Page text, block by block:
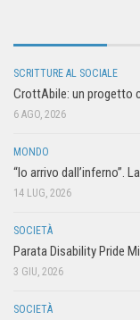
SCRITTURE AL SOCIALE
CrottAbile: un progetto
6 AGO, 2026
MONDO
“Io arrivo dall’inferno”.
14 LUG, 2026
SOCIETÀ
Parata Disability Pride
3 GIU, 2026
SOCIETÀ